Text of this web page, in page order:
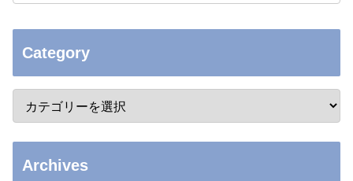
Category
Archives